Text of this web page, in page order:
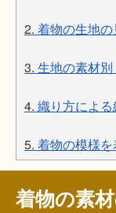
2. 着物の生地
3. 生地の素材
4. 織り方によ
5. 着物の模様
着物の素